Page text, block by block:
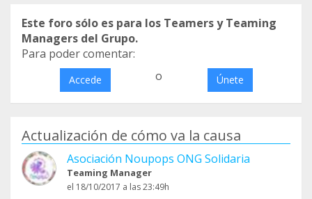
Este foro sólo es para los Teamers y Teaming
Managers del Grupo.
Para poder comentar:
Accede o Únete
Actualización de cómo va la causa
Asociación Noupops ONG Solidaria
Teaming Manager
el 18/10/2017 a las 23:49h